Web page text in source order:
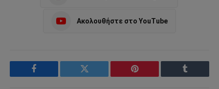
Ακολουθήστε στο YouTube
Facebook Twitter Pinterest Tumblr